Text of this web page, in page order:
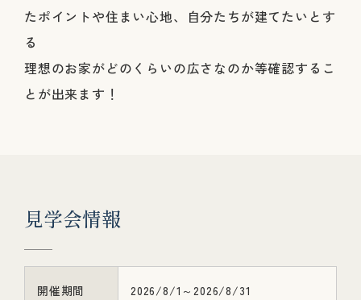
たポイントや住まい心地、自分たちが建てたいとす
る
理想のお家がどのくらいの広さなのか等確認するこ
とが出来ます！
見学会情報
開催期間 2026/8/1～2026/8/31